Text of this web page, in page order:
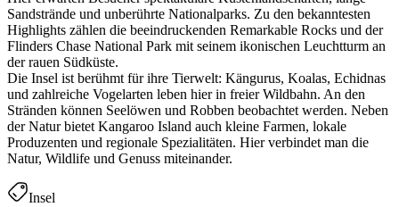
Sandstrände und unberührte Nationalparks. Zu den bekanntesten
Highlights zählen die beeindruckenden Remarkable Rocks und der
Flinders Chase National Park mit seinem ikonischen Leuchtturm an
der rauen Südküste.
Die Insel ist berühmt für ihre Tierwelt: Kängurus, Koalas, Echidnas
und zahlreiche Vogelarten leben hier in freier Wildbahn. An den
Stränden können Seelöwen und Robben beobachtet werden. Neben
der Natur bietet Kangaroo Island auch kleine Farmen, lokale
Produzenten und regionale Spezialitäten. Hier verbindet man die
Natur, Wildlife und Genuss miteinander.
Insel